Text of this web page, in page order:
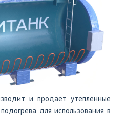
и продает утепленные
для использования в